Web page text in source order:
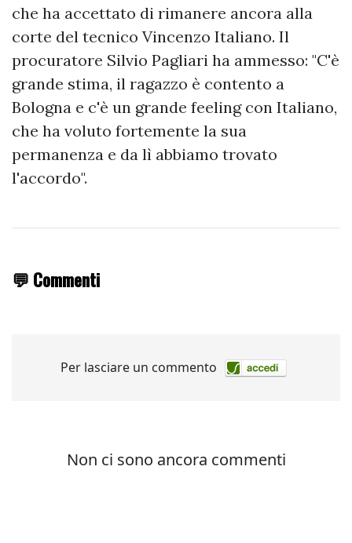
che ha accettato di rimanere ancora alla
corte del tecnico Vincenzo Italiano. Il
procuratore Silvio Pagliari ha ammesso: "C'è
grande stima, il ragazzo è contento a
Bologna e c'è un grande feeling con Italiano,
che ha voluto fortemente la sua
permanenza e da lì abbiamo trovato
l'accordo".
💬 Commenti